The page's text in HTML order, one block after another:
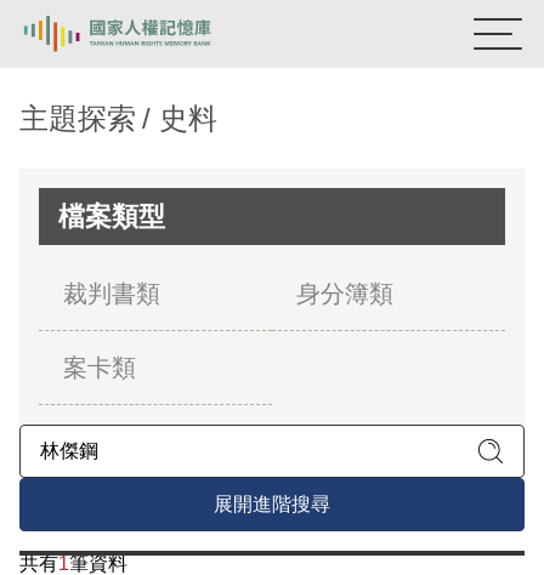
新生訓導處
關於我們
意見信箱
主題探索 史料
檔案類型
裁判書類 身分簿類
案卡類
展開進階搜尋
共有1筆資料